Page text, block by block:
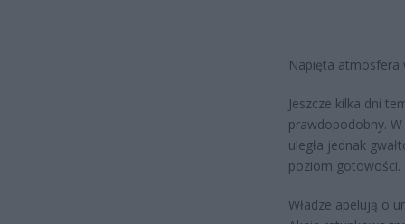
Napięta atmosfera
Jeszcze kilka dni
prawdopodobny.
uległa jednak
poziom gotowości.
Władze apelują o